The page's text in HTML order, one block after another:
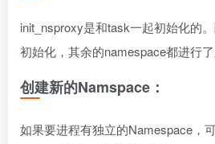
init_nsproxy是和task一起初始化的
初始化，其余的namespace都进行了
创建新的Namspace：
如果要进程有独立的Namespace，